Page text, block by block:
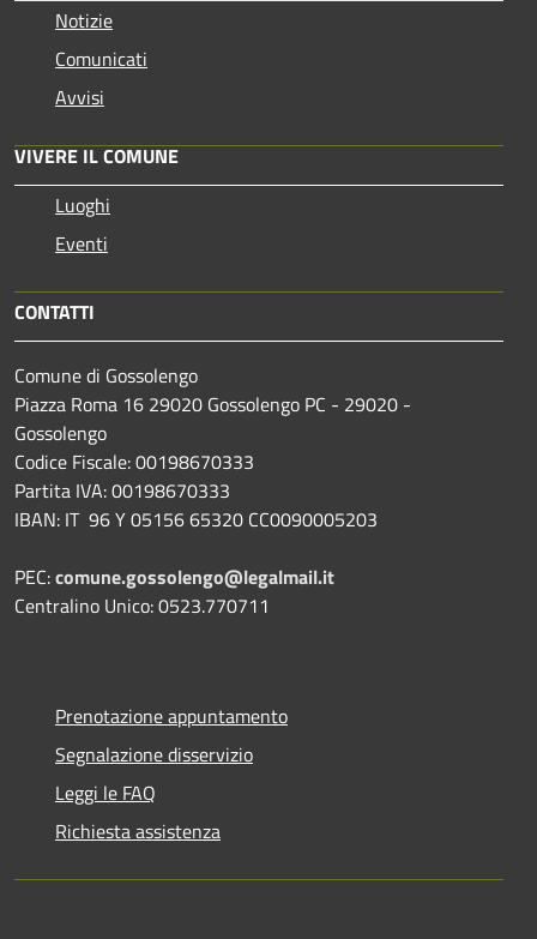
Notizie
Comunicati
Avvisi
VIVERE IL COMUNE
Luoghi
Eventi
CONTATTI
Comune di Gossolengo
Piazza Roma 16 29020 Gossolengo PC - 29020 -
Gossolengo
Codice Fiscale: 00198670333
Partita IVA: 00198670333
IBAN: IT 96 Y 05156 65320 CC0090005203
PEC:comune.gossolengo@legalmail.it
Centralino Unico: 0523.770711
Prenotazione appuntamento
Segnalazione disservizio
Leggi le FAQ
Richiesta assistenza